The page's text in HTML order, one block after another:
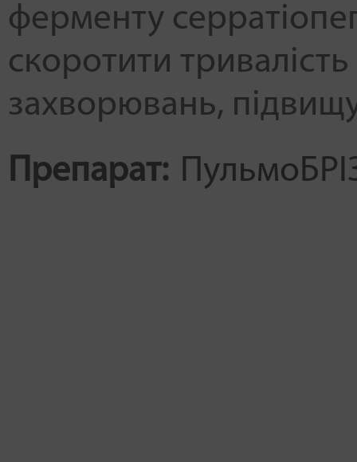
ферменту
скоротити
захворювань,
Препарат: